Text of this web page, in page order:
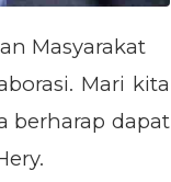
Masyarakat
Mari kita
berharap dapat